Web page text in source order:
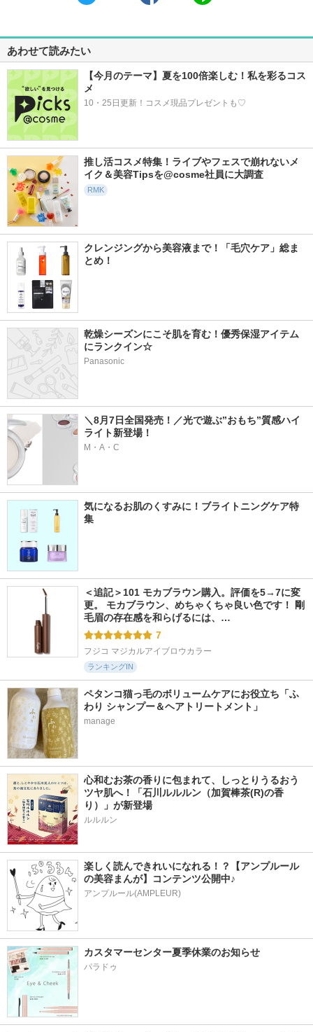
あわせて読みたい
【今月のテーマ】夏を100倍楽しむ！私を彩るコス
メ
10・25日更新！コスメ現品プレゼントも♡
推し活コスメ特集！ライブやフェスで崩れないメ
イク＆美容Tipsを@cosme社員に大調査
RMK
クレンジングから美容液まで！「毛穴ケア」総ま
とめ！
乾燥シーズンにこそ肌を育む！優秀保湿アイテム
にランクイン☆
Panasonic
＼8月7日全国発売！／光で遊ぶ”おもち”質感ハイ
ライト新登場！
M・A・C
気になるお肌のくすみに！ブライトニングケア特
集
＜追記＞101 モカブラウン購入。評価を5→7に変
更。 モカブラウン、めちゃくちゃ良い色です！ 剛
毛眉の存在感を和らげるには、…
7
フジコ マジカルアイブロウカラー
ランキングIN
ペタンコ猫っ毛のボリュームケアにお役立ち「ふ
わり シャンプー＆ヘアトリートメント」
manage
心和むお茶の香りに包まれて、しっとりうるおう
ツヤ肌へ！「石川ルルルン（加賀棒茶(R)の香
り）」が新登場
楽しく読んできれいになれる！？【アンプルール
の美容まんが】コンテンツ公開中♪
アンプルール(AMPLEUR)
カスタマーセンター夏季休業のお知らせ
パラドゥ